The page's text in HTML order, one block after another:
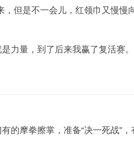
但是不一会儿，红领巾又慢慢
力量，到了后来我赢了复活赛
的摩拳擦掌，准备“决一死战”